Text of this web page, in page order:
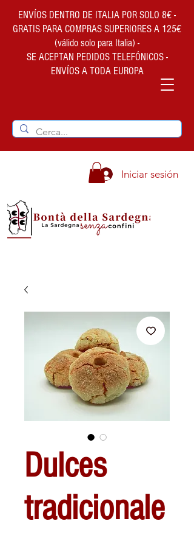
ENVÍOS DENTRO DE ITALIA POR SOLO 8€ -
GRATIS PARA COMPRAS SUPERIORES A 125€
(válido solo para Italia) -
SE ACEPTAN PEDIDOS TELEFÓNICOS -
ENVÍOS A TODA EUROPA
Iniciar sesión
Dulces
tradicionale